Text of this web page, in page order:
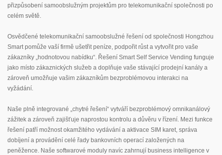
přizpůsobení samoobslužným projektům pro telekomunikační společnosti po
celém světě.
Osvědčené telekomunikační samoobslužné řešení od společnosti Hongzhou
Smart pomůže vaší firmě ušetřit peníze, podpořit růst a vytvořit pro vaše
zákazníky „hodnotovou nabídku“. Řešení Smart Self Service Vending funguje
jako místo zákaznických služeb a doplňuje vaše stávající prodejní kanály a
zároveň umožňuje vašim zákazníkům bezproblémovou interakci na
vyžádání.
Naše plně integrované „chytré řešení“ vytváří bezproblémový omnikanálový
zážitek a zároveň zajišťuje naprostou kontrolu a důvěru v řízení. Mezi funkce
řešení patří možnost okamžitého vydávání a aktivace SIM karet, správa
dobíjení a provádění celé řady bankovních operací založených na
peněžence. Naše softwarové moduly navíc zahrnují business intelligence v